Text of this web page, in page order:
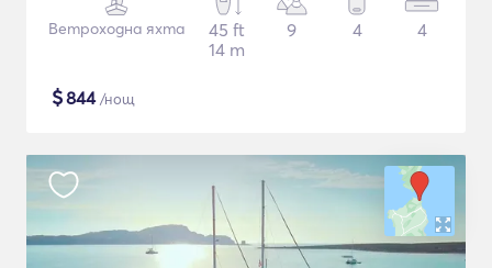
Ветроходна яхта
45 ft
14 m
9 4 4
$844/нощ